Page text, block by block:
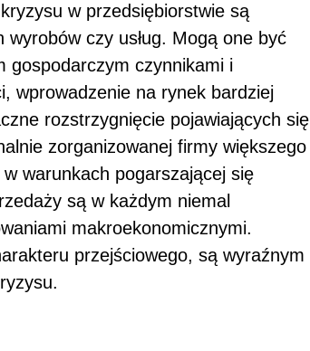
w przedsiębiorstwie są
czy usług. Mogą one być
gospodarczym czynnikami i
wprowadzenie na rynek bardziej
rozstrzygnięcie pojawiających się
zorganizowanej firmy większego
warunkach pogarszającej się
są w każdym niemal
makroekonomicznymi.
przejściowego, są wyraźnym